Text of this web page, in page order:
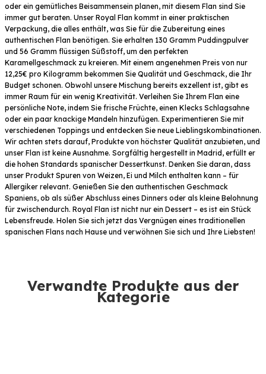
oder ein gemütliches Beisammensein planen, mit diesem Flan sind Sie
immer gut beraten. Unser Royal Flan kommt in einer praktischen
Verpackung, die alles enthält, was Sie für die Zubereitung eines
authentischen Flan benötigen. Sie erhalten 130 Gramm Puddingpulver
und 56 Gramm flüssigen Süßstoff, um den perfekten
Karamellgeschmack zu kreieren. Mit einem angenehmen Preis von nur
12,25€ pro Kilogramm bekommen Sie Qualität und Geschmack, die Ihr
Budget schonen. Obwohl unsere Mischung bereits exzellent ist, gibt es
immer Raum für ein wenig Kreativität. Verleihen Sie Ihrem Flan eine
persönliche Note, indem Sie frische Früchte, einen Klecks Schlagsahne
oder ein paar knackige Mandeln hinzufügen. Experimentieren Sie mit
verschiedenen Toppings und entdecken Sie neue Lieblingskombinationen.
Wir achten stets darauf, Produkte von höchster Qualität anzubieten, und
unser Flan ist keine Ausnahme. Sorgfältig hergestellt in Madrid, erfüllt er
die hohen Standards spanischer Dessertkunst. Denken Sie daran, dass
unser Produkt Spuren von Weizen, Ei und Milch enthalten kann – für
Allergiker relevant. Genießen Sie den authentischen Geschmack
Spaniens, ob als süßer Abschluss eines Dinners oder als kleine Belohnung
für zwischendurch. Royal Flan ist nicht nur ein Dessert – es ist ein Stück
Lebensfreude. Holen Sie sich jetzt das Vergnügen eines traditionellen
spanischen Flans nach Hause und verwöhnen Sie sich und Ihre Liebsten!
Verwandte Produkte aus der
Kategorie